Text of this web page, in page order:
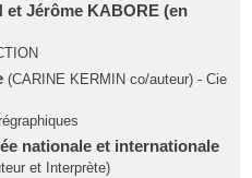
et Jérôme KABORE (en
(CARINE KERMIN co/auteur) - Cie
nationale et internationale
et Interprète)